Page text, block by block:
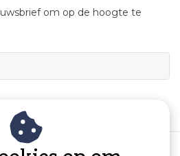
om op de hoogte te